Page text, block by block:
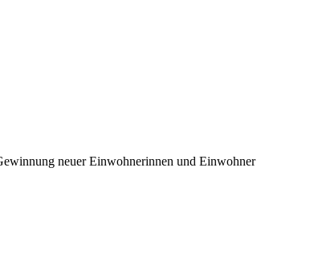
neuer Einwohnerinnen und Einwohner